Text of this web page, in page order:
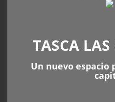
TASCA
Un nuevo espacio